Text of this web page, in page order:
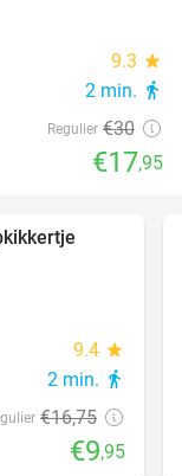
9.3 star
2 min. directions_walk
Regulier €30
€17,95
9.4 star
2 min. directions_walk
€16,75
€9,95